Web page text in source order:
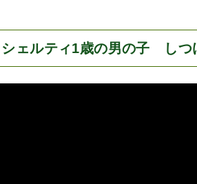
ェルティ1歳の男の子 しつ